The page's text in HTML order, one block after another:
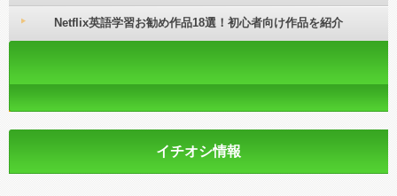
Netflix英語学習お勧め作品18選！初心者向け作品を紹介
イチオシ情報